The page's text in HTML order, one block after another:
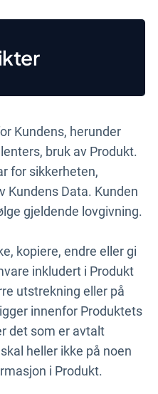
Kundens, herunder
bruk av Produkt.
for sikkerheten,
Kundens Data. Kunden
gjeldende lovgivning.
kopiere, endre eller gi
inkludert i Produkt
utstrekning eller på
innenfor Produktets
det som er avtalt
heller ikke på noen
i Produkt.